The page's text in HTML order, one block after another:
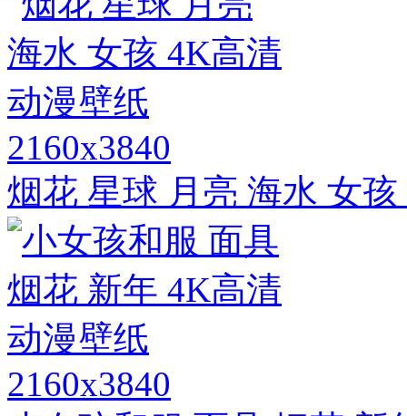
2160x3840
烟花 星球 月亮 海水 女
2160x3840